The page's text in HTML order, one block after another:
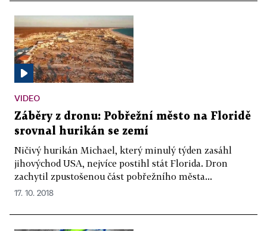
VIDEO
Záběry z dronu: Pobřežní město na Floridě
srovnal hurikán se zemí
Ničivý hurikán Michael, který minulý týden zasáhl
jihovýchod USA, nejvíce postihl stát Florida. Dron
zachytil zpustošenou část pobřežního města...
17. 10. 2018